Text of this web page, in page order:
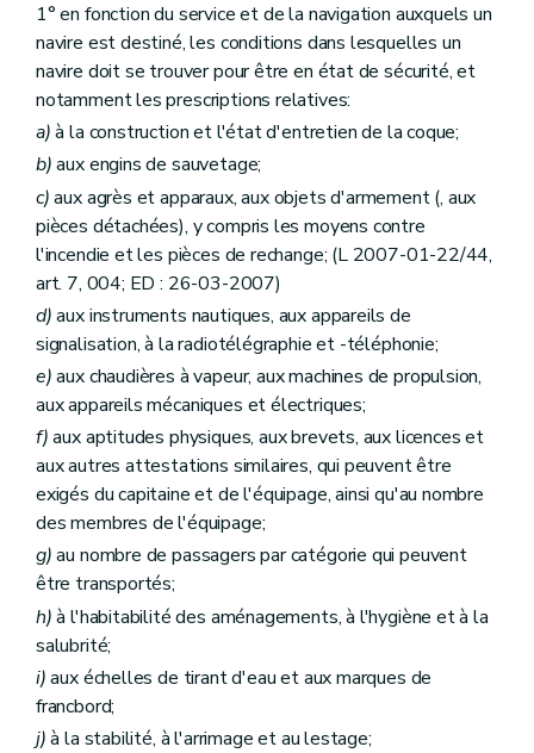
1° en fonction du service et de la navigation auxquels un
navire est destiné, les conditions dans lesquelles un
navire doit se trouver pour être en état de sécurité, et
notamment les prescriptions relatives:
a)à la construction et l'état d'entretien de la coque;
b)aux engins de sauvetage;
c)aux agrès et apparaux, aux objets d'armement (, aux
pièces détachées), y compris les moyens contre
l'incendie et les pièces de rechange; (L 2007-01-22/44,
art. 7, 004; ED : 26-03-2007)
d)aux instruments nautiques, aux appareils de
signalisation, à la radiotélégraphie et -téléphonie;
e)aux chaudières à vapeur, aux machines de propulsion,
aux appareils mécaniques et électriques;
f)aux aptitudes physiques, aux brevets, aux licences et
aux autres attestations similaires, qui peuvent être
exigés du capitaine et de l'équipage, ainsi qu'au nombre
des membres de l'équipage;
g)au nombre de passagers par catégorie qui peuvent
être transportés;
h)à l'habitabilité des aménagements, à l'hygiène et à la
salubrité;
i)aux échelles de tirant d'eau et aux marques de
francbord;
j)à la stabilité, à l'arrimage et au lestage;